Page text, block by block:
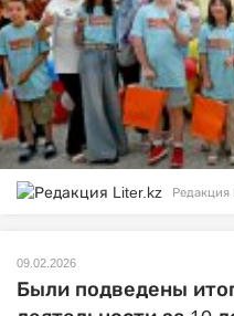
Редакция
09.02.2026
Были подведены